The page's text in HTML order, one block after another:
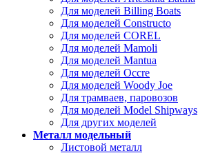
Для моделей Billing Boats
Для моделей Constructo
Для моделей COREL
Для моделей Mamoli
Для моделей Mantua
Для моделей Occre
Для моделей Woody Joe
Для трамваев, паровозов
Для моделей Model Shipways
Для других моделей
Металл модельный
Листовой металл